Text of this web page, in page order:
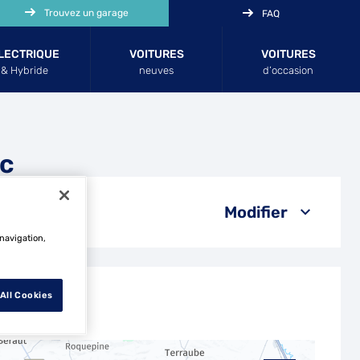
& Hybride
VOITURES
neuves
VOITURES
d’occasion
Trouvez un garage FAQ
Modifier
Cookies